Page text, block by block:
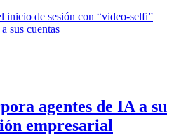
agentes de IA a su
empresarial